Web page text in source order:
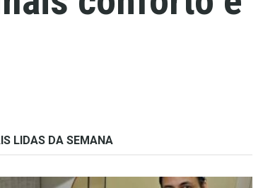
LIDAS DA SEMANA